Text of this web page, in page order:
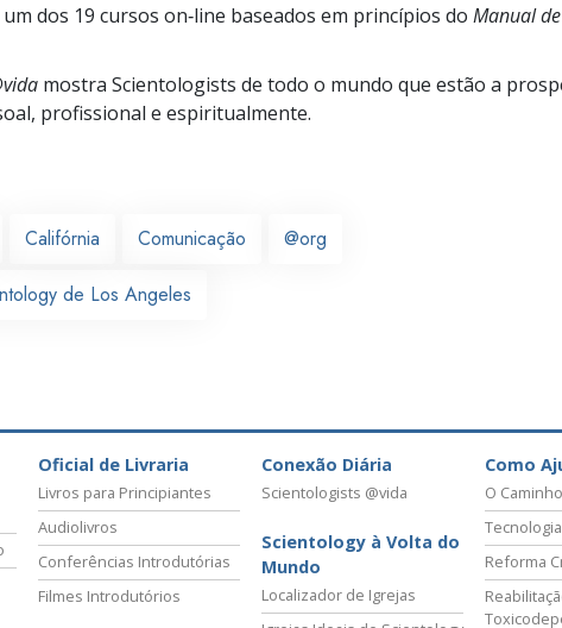
um dos 19 cursos on‑line baseados em princípios do Manual de
mostra Scientologists de todo o mundo que estão a
profissional e espiritualmente.
Califórnia Comunicação @org
de Los Angeles
Oficial de Livraria
Livros para Principiantes
Audiolivros
Conferências Introdutórias
Filmes Introdutórios
Conexão Diária
Scientologists @vida
Scientology à Volta do
Mundo
Localizador de Igrejas
Como
O
Reforma